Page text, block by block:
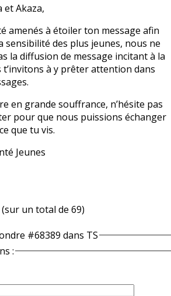
et Akaza,
amenés à étoiler ton message afin
sensibilité des plus jeunes, nous ne
la diffusion de message incitant à la
t’invitons à y prêter attention dans
en grande souffrance, n’hésite pas
pour que nous puissions échanger
que tu vis.
Jeunes
un total de 69)
#68389 dans TS
: